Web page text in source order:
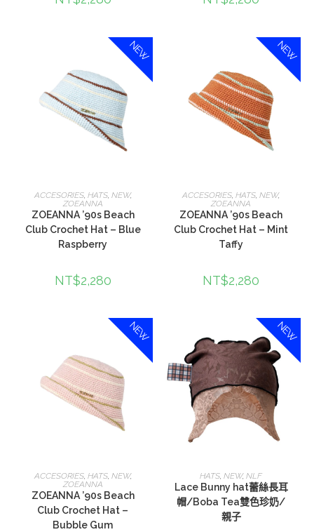
NEW
加入購物車
ACCESORIES, HATS, NEW,
ZOEANNA
ZOEANNA ’90s Beach
Club Crochet Hat – Blue
Raspberry
NT$2,280
NEW
加入購物車
ACCESORIES,HATS,NEW,
ZOEANNA
ZOEANNA ’90s Beach
Club Crochet Hat – Mint
Taffy
NT$2,280
NEW
加入購物車
ACCESORIES, HATS, NEW,
ZOEANNA
ZOEANNA ’90s Beach
Club Crochet Hat –
Bubble Gum
NEW
選擇規格
HATS,NEW,NLF
Lace Bunny hat蕾絲長耳
帽/Boba Tea雙色珍奶/
親子